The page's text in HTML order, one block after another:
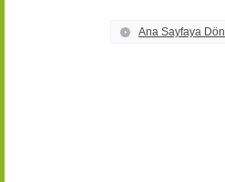
Ana Sayfaya Dön